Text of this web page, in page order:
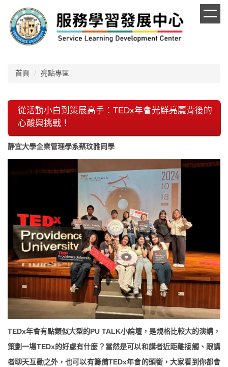
到
主
首頁 亮點專區
從活動小白到策展高手：TEDx年會光鮮亮麗背後的
心酸與挑戰！
靜宜大學企業管理學系蔡玟雅同學
TEDx年會有點類似大型的PU TALK小論壇，是規格比較大的演講，
策劃一場TEDx的好處有什麼？當然是可以和講者近距離接觸、跟講
者聊天互動之外，也可以有籌備TEDx年會的頭銜，大家看到你都會